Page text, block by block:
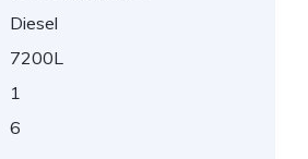
Diesel
7200L
1
6